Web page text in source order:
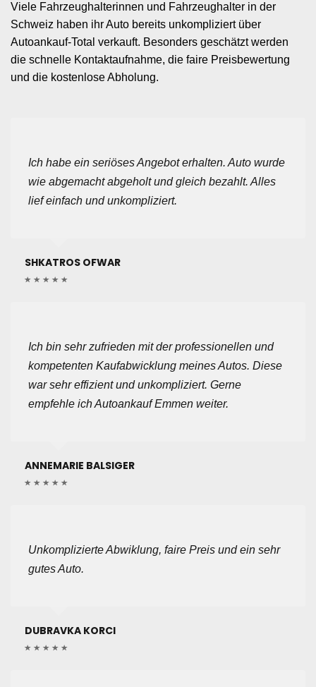
Viele Fahrzeughalterinnen und Fahrzeughalter in der
Schweiz haben ihr Auto bereits unkompliziert über
Autoankauf-Total verkauft. Besonders geschätzt werden
die schnelle Kontaktaufnahme, die faire Preisbewertung
und die kostenlose Abholung.
Ich habe ein seriöses Angebot erhalten. Auto wurde
wie abgemacht abgeholt und gleich bezahlt. Alles
lief einfach und unkompliziert.
SHKATROS OFWAR
Ich bin sehr zufrieden mit der professionellen und
kompetenten Kaufabwicklung meines Autos. Diese
war sehr effizient und unkompliziert. Gerne
empfehle ich Autoankauf Emmen weiter.
ANNEMARIE BALSIGER
Unkomplizierte Abwiklung, faire Preis und ein sehr
gutes Auto.
DUBRAVKA KORCI